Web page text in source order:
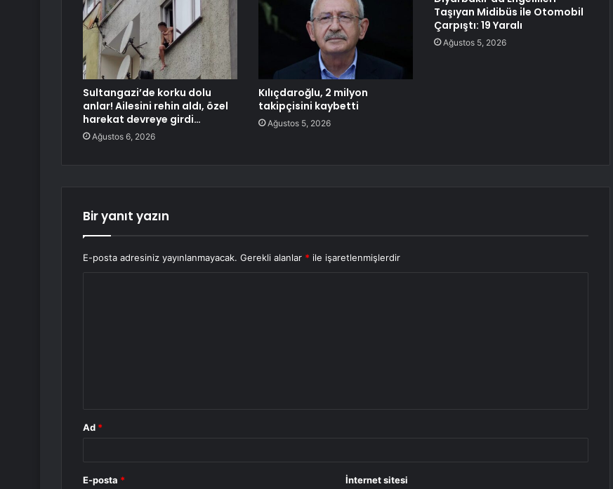
Sultangazi’de korku dolu
anlar! Ailesini rehin aldı, özel
harekat devreye girdi…
Ağustos 6, 2026
Kılıçdaroğlu, 2 milyon
takipçisini kaybetti
Ağustos 5, 2026
Taşıyan Midibüs ile Otomobil
Çarpıştı: 19 Yaralı
Ağustos 5, 2026
Bir yanıt yazın
E-posta adresiniz yayınlanmayacak. Gerekli alanlar * ile işaretlenmişlerdir
Ad *
E-posta * İnternet sitesi